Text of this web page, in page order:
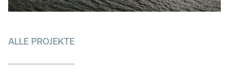
ALLE PROJEKTE